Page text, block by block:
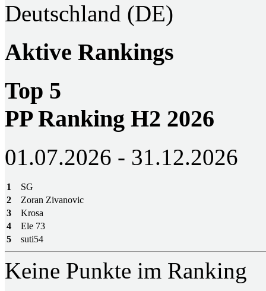
Deutschland (DE)
Aktive Rankings
Top 5
PP Ranking H2 2026
01.07.2026 - 31.12.2026
1
SG
2
Zoran Zivanovic
3
Krosa
4
Ele 73
5
suti54
Keine Punkte im Ranking